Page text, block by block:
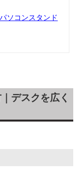
ソコンスタンド
デスクを広く